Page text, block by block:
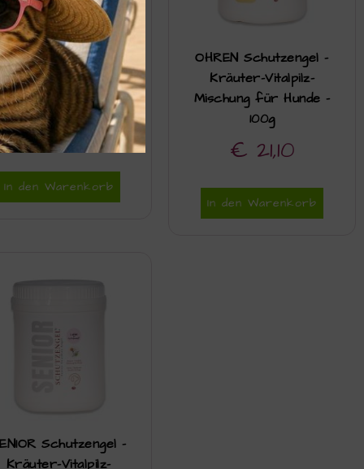
Reiniger von LLI –
100ml
€18,50
In den Warenkorb
OHREN Schutzengel –
Kräuter-Vitalpilz-
Mischung für Hunde –
100g
€ 21,10
In den Warenkorb
Schutzengel –
Kräuter-Vitalpilz-